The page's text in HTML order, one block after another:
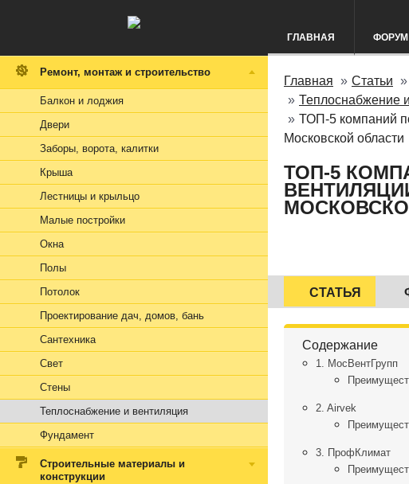
ГЛАВНАЯ ФОРУМ
Главная Статьи
Теплоснабжение
ТОП-5 компаний
Московской области
ТОП-5
СТАТЬЯ
Содержание
1. МосВентГрупп
2. Airvek
3. ПрофКлимат
Ремонт, монтаж и строительство
Балкон и лоджия
Двери
Заборы, ворота, калитки
Крыша
Лестницы и крыльцо
Малые постройки
Окна
Полы
Потолок
Проектирование дач, домов, бань
Сантехника
Свет
Стены
Теплоснабжение и вентиляция
Фундамент
Строительные материалы и
конструкции